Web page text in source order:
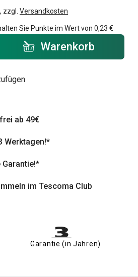
zzgl. Versandkosten
Sie Punkte im Wert von 0,23 €
Menge Warenkorb
ab 49€
Werktagen!*
Garantie!*
im Tescoma Club
Garantie (in Jahren)